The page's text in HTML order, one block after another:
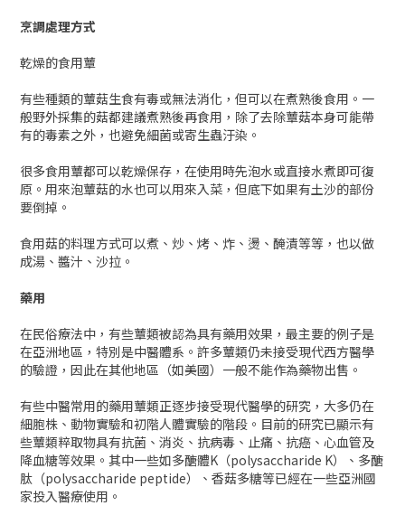
烹調處理方式
乾燥的食用蕈
有些種類的蕈菇生食有毒或無法消化，但可以在煮熟後食用。一
般野外採集的菇都建議煮熟後再食用，除了去除蕈菇本身可能帶
有的毒素之外，也避免細菌或寄生蟲汙染。
很多食用蕈都可以乾燥保存，在使用時先泡水或直接水煮即可復
原。用來泡蕈菇的水也可以用來入菜，但底下如果有土沙的部份
要倒掉。
食用菇的料理方式可以煮、炒、烤、炸、燙、醃漬等等，也以做
成湯、醬汁、沙拉。
藥用
在民俗療法中，有些蕈類被認為具有藥用效果，最主要的例子是
在亞洲地區，特別是中醫體系。許多蕈類仍未接受現代西方醫學
的驗證，因此在其他地區（如美國）一般不能作為藥物出售。
有些中醫常用的藥用蕈類正逐步接受現代醫學的研究，大多仍在
細胞株、動物實驗和初階人體實驗的階段。目前的研究已顯示有
些蕈類粹取物具有抗菌、消炎、抗病毒、止痛、抗癌、心血管及
降血糖等效果。其中一些如多醣體K（polysaccharide K）、多醣
肽（polysaccharide peptide）、香菇多糖等已經在一些亞洲國
家投入醫療使用。